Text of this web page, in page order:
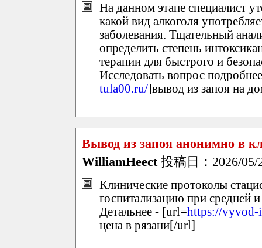
На данном этапе специалист
какой вид алкоголя
заболевания. Тщательный
определить степень
терапии для быстрого и
Исследовать вопрос
tula00.ru/]вывод из запоя на
Вывод из запоя анонимно в
WilliamHeect投稿日：2026/05/
Клинические протоколы
госпитализацию при средней
Детальнее - [url=https://vyvod-
цена в рязани[/url]